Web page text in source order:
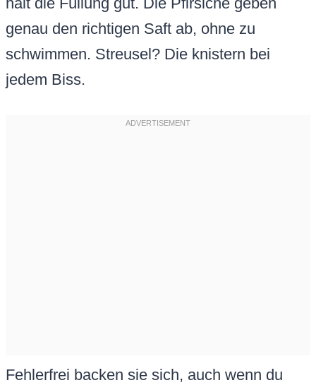
genau den richtigen Saft ab, ohne zu
schwimmen. Streusel? Die knistern bei
jedem Biss.
Fehlerfrei backen sie sich, auch wenn du